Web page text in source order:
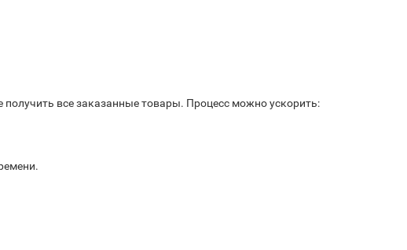
получить все заказанные товары. Процесс можно ускорить: